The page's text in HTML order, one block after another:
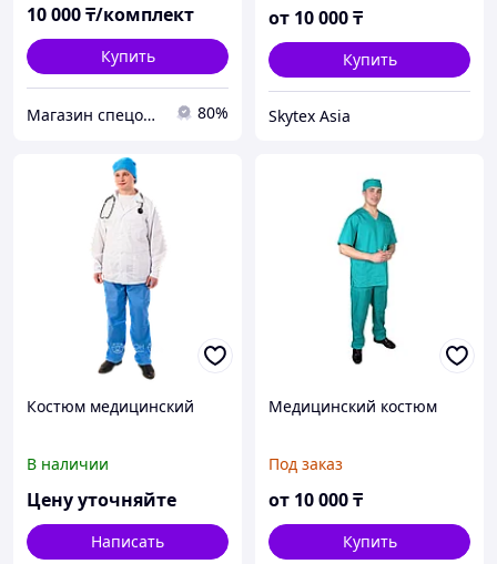
10 000₸/комплект
Купить
Магазин спецодежды ROBAMAG 80%
от 10 000₸
Купить
Skytex Asia
Костюм медицинский
В наличии
Цену уточняйте
Написать
Медицинский костюм
Под заказ
от 10 000₸
Купить